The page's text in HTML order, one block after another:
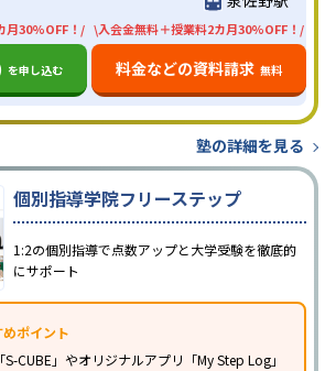
月30%OFF！/
を申し込む
\入会金無料＋授業料2カ月30%OFF！/
料金などの資料請求 無料
塾の詳細を見る
個別指導学院フリーステップ
1:2の個別指導で点数アップと大学受験を徹底的
にサポート
ポイント
CUBE」やオリジナルアプリ「My Step Log」